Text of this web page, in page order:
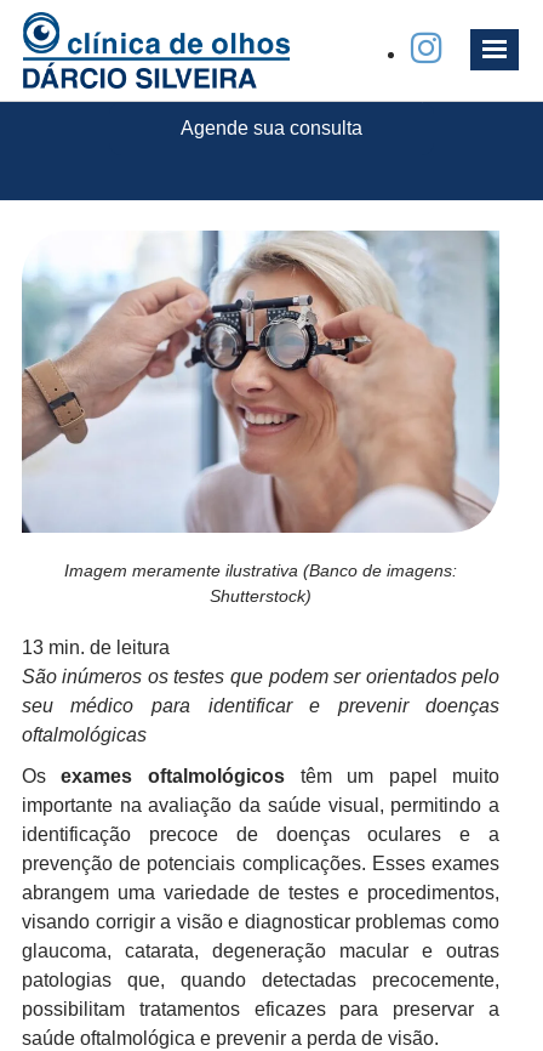
Agende sua consulta
Exames oftalmológicos
»Exames oftalmológicos
Imagem meramente ilustrativa (Banco de imagens:
Shutterstock)
13 min. de leitura
São inúmeros os testes que podem ser orientados pelo
seu médico para identificar e prevenir doenças
oftalmológicas
Osexames oftalmológicos têm um papel muito
importante na avaliação da saúde visual, permitindo a
identificação precoce de doenças oculares e a
prevenção de potenciais complicações. Esses exames
abrangem uma variedade de testes e procedimentos,
visando corrigir a visão e diagnosticar problemas como
glaucoma, catarata, degeneração macular e outras
patologias que, quando detectadas precocemente,
possibilitam tratamentos eficazes para preservar a
saúde oftalmológica e prevenir a perda de visão.